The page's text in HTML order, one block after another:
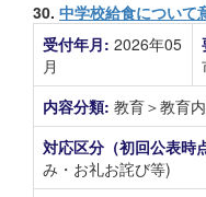
30. 中学校給食について
受付年月: 2026年05
月
内容分類: 教育＞教育
対応区分（初回公表時
み・お礼お詫び等)